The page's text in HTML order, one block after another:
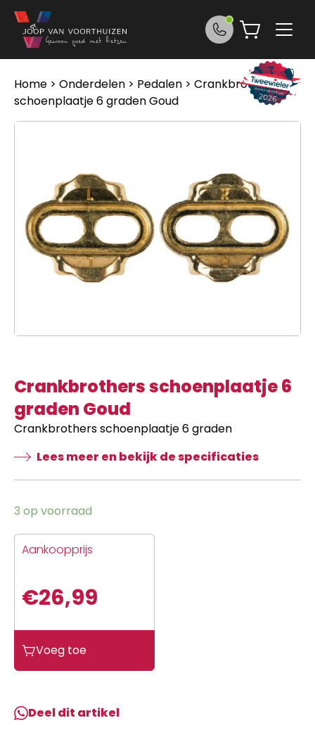
Ga naar de inhoud
Home > Onderdelen > Pedalen > Crankbrothers
schoenplaatje 6 graden Goud
Crankbrothers schoenplaatje 6
graden Goud
Crankbrothers schoenplaatje 6 graden
Lees meer en bekijk de specificaties
3 op voorraad
Aankoopprijs
€26,99
schoenplaatje
6
Goud
aantal
Voeg toe
Deel dit artikel